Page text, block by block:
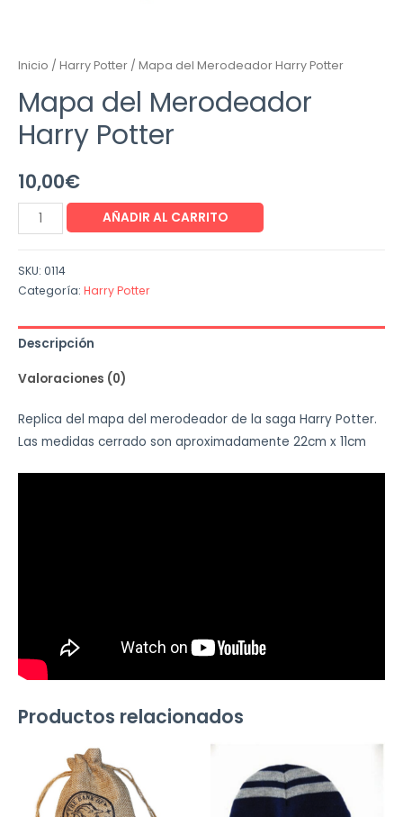
Inicio / Harry Potter / Mapa del Merodeador Harry Potter
Mapa del Merodeador
Harry Potter
10,00€
AÑADIR AL CARRITO
SKU: 0114
Categoría: Harry Potter
Descripción
Valoraciones (0)
Replica del mapa del merodeador de la saga Harry Potter.
Las medidas cerrado son aproximadamente 22cm x 11cm
Productos relacionados